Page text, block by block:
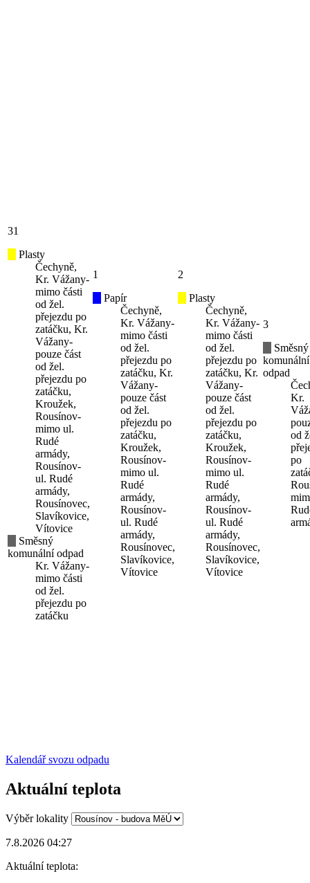
31
Plasty
Čechyně,
Kr. Vážany-
mimo části
od žel.
přejezdu po
zatáčku, Kr.
Vážany-
pouze část
od žel.
přejezdu po
zatáčku,
Kroužek,
Rousínov-
mimo ul.
Rudé
armády,
Rousínov-
ul. Rudé
armády,
Rousínovec,
Slavíkovice,
Vítovice
Směsný
komunální odpad
Kr. Vážany-
mimo části
od žel.
přejezdu po
zatáčku
1
Papír
Čechyně,
Kr. Vážany-
mimo části
od žel.
přejezdu po
zatáčku, Kr.
Vážany-
pouze část
od žel.
přejezdu po
zatáčku,
Kroužek,
Rousínov-
mimo ul.
Rudé
armády,
Rousínov-
ul. Rudé
armády,
Rousínovec,
Slavíkovice,
Vítovice
2
Plasty
Čechyně,
Kr. Vážany-
mimo části
od žel.
přejezdu po
zatáčku, Kr.
Vážany-
pouze část
od žel.
přejezdu po
zatáčku,
Kroužek,
Rousínov-
mimo ul.
Rudé
armády,
Rousínov-
ul. Rudé
armády,
Rousínovec,
Slavíkovice,
Vítovice
3
Směsný
komunální
odpad
Kr.
od
po
Kalendář svozu odpadu
Aktuální teplota
Výběr lokality
7.8.2026 04:27
Aktuální teplota: